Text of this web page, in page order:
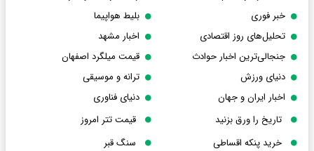
خبر فوری
بلیط هواپیما
تحلیل‌های روز اقتصادی
اخبار مشهد
جنجالی‌ترین اخبار حوادث
قیمت میلگرد اصفهان
دنیای ورزش
ترانه و موسیقی
اخبار ایران و جهان
دنیای فناوری
تاریخ را ورق بزنید
قیمت تتر امروز
خرید پنکه اقساطی
سنگ قبر